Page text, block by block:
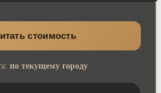
стоимость
по текущему городу